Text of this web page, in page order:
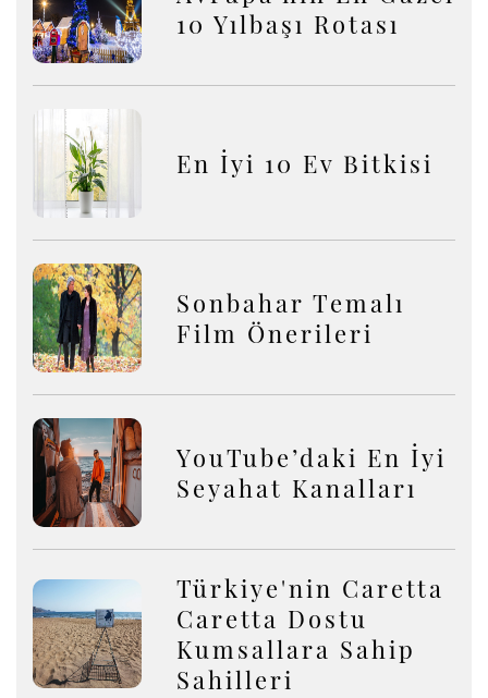
10 Yılbaşı Rotası
En İyi 10 Ev Bitkisi
Sonbahar Temalı
Film Önerileri
YouTube’daki En İyi
Seyahat Kanalları
Türkiye'nin Caretta
Caretta Dostu
Kumsallara Sahip
Sahilleri